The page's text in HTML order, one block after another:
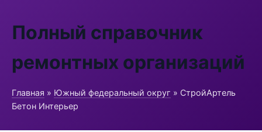
Полный справочник
ремонтных организаций
Главная » Южный федеральный округ » СтройАртель
Бетон Интерьер